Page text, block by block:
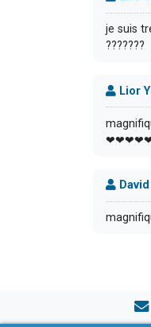
je suis
???????
Lior